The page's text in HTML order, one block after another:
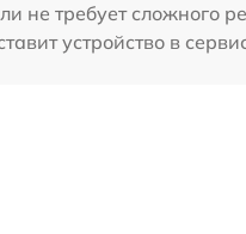
не требует сложного
устройство в